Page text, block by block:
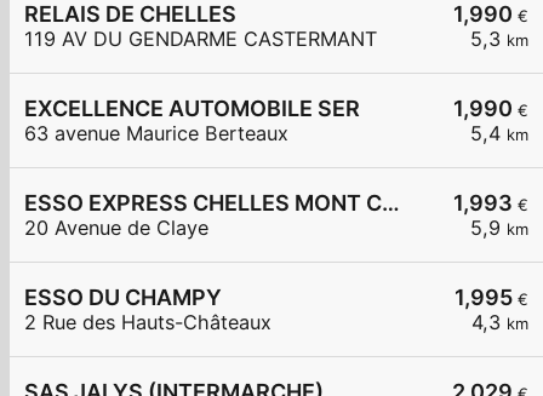
1,990 €
5,3 km
RELAIS DE CHELLES
119 AV DU GENDARME CASTERMANT
1,990 €
5,4 km
EXCELLENCE AUTOMOBILE SER
63 avenue Maurice Berteaux
1,993 €
5,9 km
ESSO EXPRESS CHELLES MONT CHALAS
20 Avenue de Claye
1,995 €
4,3 km
ESSO DU CHAMPY
2 Rue des Hauts-Châteaux